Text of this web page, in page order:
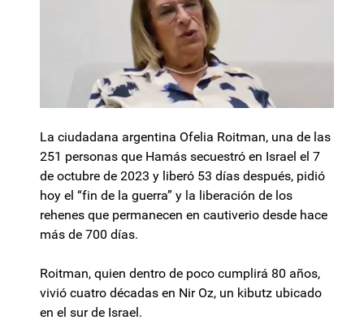
La ciudadana argentina Ofelia Roitman, una de las
251 personas que Hamás secuestró en Israel el 7
de octubre de 2023 y liberó 53 días después, pidió
hoy el “fin de la guerra” y la liberación de los
rehenes que permanecen en cautiverio desde hace
más de 700 días.
Roitman, quien dentro de poco cumplirá 80 años,
vivió cuatro décadas en Nir Oz, un kibutz ubicado
en el sur de Israel.